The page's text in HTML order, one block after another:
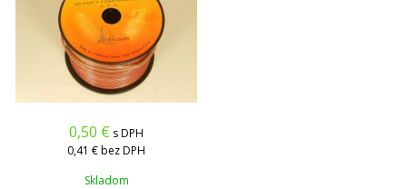
0,50 € s DPH
0,41 €bez DPH
Skladom